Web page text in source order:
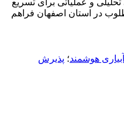
و عملیاتی برای تسریع
در استان اصفهان فراهم
آبیاری هوشمند؛ پذیرش